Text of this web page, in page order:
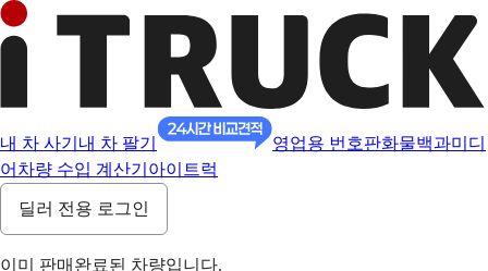
내 차 사기 내 차 팔기 영업용 번호판화물백과미디
어 차량 수입 계산기 아이트럭
딜러 전용 로그인
이미 판매완료된 차량입니다.